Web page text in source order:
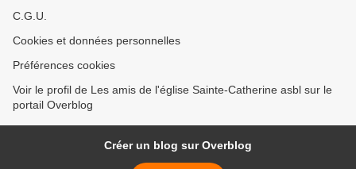
C.G.U.
Cookies et données personnelles
Préférences cookies
Voir le profil de Les amis de l'église Sainte-Catherine asbl sur le
portail Overblog
Créer un blog sur Overblog